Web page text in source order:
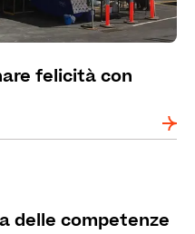
felicità con
delle competenze